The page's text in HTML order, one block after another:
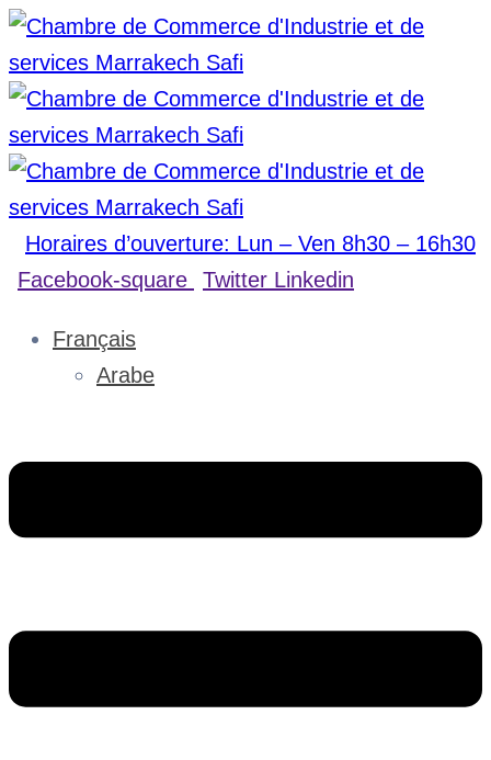
Horaires d’ouverture: Lun – Ven 8h30 – 16h30
Facebook-square
Twitter Linkedin
Français
Arabe